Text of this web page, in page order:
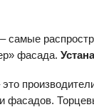
самые
фасада.
фасадов.